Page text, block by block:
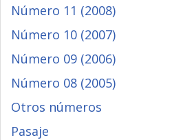
Número 11 (2008)
Número 10 (2007)
Número 09 (2006)
Número 08 (2005)
Otros números
Pasaje